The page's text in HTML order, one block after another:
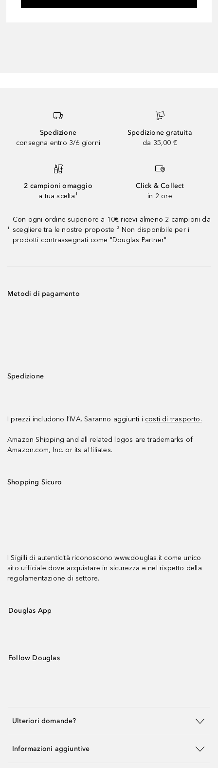
Spedizione
consegna entro 3/6 giorni
Spedizione gratuita
da 35,00 €
2 campioni omaggio
a tua scelta¹
Click & Collect
in 2 ore
¹
Con ogni ordine superiore a 10€ ricevi almeno 2 campioni da
scegliere tra le nostre proposte ² Non disponibile per i
prodotti contrassegnati come "Douglas Partner"
Metodi di pagamento
Spedizione
I prezzi includono l’IVA. Saranno aggiunti i costi di trasporto.
Amazon Shipping and all related logos are trademarks of
Amazon.com, Inc. or its affiliates.
Shopping Sicuro
I Sigilli di autenticità riconoscono www.douglas.it come unico
sito ufficiale dove acquistare in sicurezza e nel rispetto della
regolamentazione di settore.
Douglas App
Follow Douglas
Ulteriori domande?
Informazioni aggiuntive